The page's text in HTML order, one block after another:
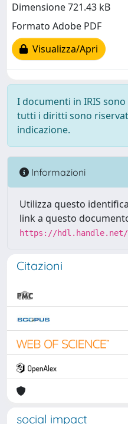
Dimensione 721.43 kB
Formato Adobe PDF
Visualizza/Apri
I documenti in IRIS
tutti i diritti sono
indicazione.
Informazioni
Utilizza questo
link a questo
https://hdl.handle.net/
Citazioni
social impact